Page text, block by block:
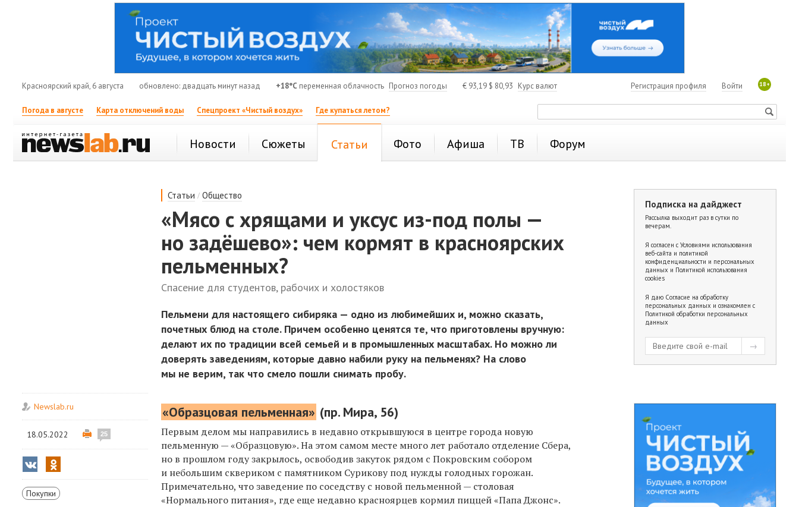
Красноярский край, 6 августа обновлено: двадцать минут назад +18°C переменная облачность Прогноз погоды € 93,19 $ 80,93 Курс валют 18+
Войти
Регистрация профиля
Погода в августе Карта отключений воды Спецпроект «Чистый воздух» Где купаться летом?
Новости Сюжеты Статьи Фото Афиша ТВ Форум
Статьи /Общество
«Мясо с хрящами и уксус из-под полы —
но задёшево»: чем кормят в красноярских
пельменных?
Спасение для студентов, рабочих и холостяков
Пельмени для настоящего сибиряка — одно из любимейших и, можно сказать,
почетных блюд на столе. Причем особенно ценятся те, что приготовлены вручную:
делают их по традиции всей семьей и в промышленных масштабах. Но можно ли
доверять заведениям, которые давно набили руку на пельменях? На слово
мы не верим, так что смело пошли снимать пробу.
Newslab.ru
18.05.2022 25
Покупки
«Образцовая пельменная» (пр. Мира, 56)
Первым делом мы направились в недавно открывшуюся в центре города новую
пельменную — «Образцовую». На этом самом месте много лет работало отделение Сбера,
но в прошлом году закрылось, освободив закуток рядом с Покровским собором
и небольшим сквериком с памятником Сурикову под нужды голодных горожан.
Примечательно, что заведение по соседству с новой пельменной — столовая
«Нормального питания», где еще недавно красноярцев кормил пиццей «Папа Джонс».
Подписка на дайджест
Рассылка выходит раз в сутки по
вечерам.
Я согласен с Условиями использования
веб-сайта и политикой
конфиденциальности и персональных
данных и Политикой использования
cookies
Я даю Согласие на обработку
персональных данных и ознакомлен с
Политикой обработки персональных
данных